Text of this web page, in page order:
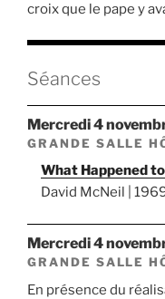
croix que le pape y
Séances
mercredi 4
GRANDE SALLE
What Happened
David McNeil |
mercredi 4
GRANDE SALLE
En présence du